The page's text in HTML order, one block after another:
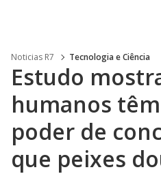
Noticias R7 Tecnologia e Ciência
Estudo
humanos
poder de
que peixes